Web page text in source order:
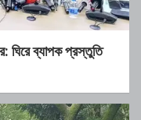
ঘিরে ব্যাপক প্রস্তুতি